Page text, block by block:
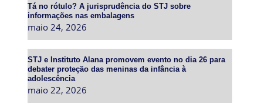
Tá no rótulo? A jurisprudência do STJ sobre
informações nas embalagens
maio 24, 2026
STJ e Instituto Alana promovem evento no dia 26 para
debater proteção das meninas da infância à
adolescência
maio 22, 2026